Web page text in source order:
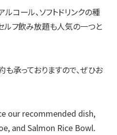
コール、ソフトドリンクの種
フ飲み放題も人気の一つと
承っておりますので、ぜひお
our recommended dish,
and Salmon Rice Bowl.